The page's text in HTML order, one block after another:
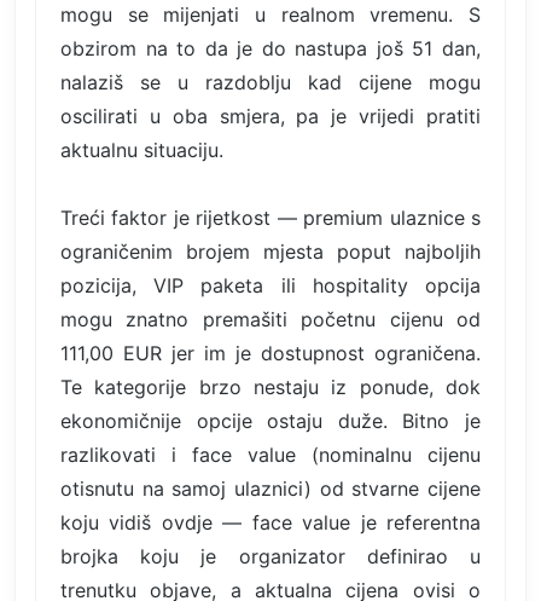
mogu se mijenjati u realnom vremenu. S
obzirom na to da je do nastupa još 51 dan,
nalaziš se u razdoblju kad cijene mogu
oscilirati u oba smjera, pa je vrijedi pratiti
aktualnu situaciju.
Treći faktor je rijetkost — premium ulaznice s
ograničenim brojem mjesta poput najboljih
pozicija, VIP paketa ili hospitality opcija
mogu znatno premašiti početnu cijenu od
111,00 EUR jer im je dostupnost ograničena.
Te kategorije brzo nestaju iz ponude, dok
ekonomičnije opcije ostaju duže. Bitno je
razlikovati i face value (nominalnu cijenu
otisnutu na samoj ulaznici) od stvarne cijene
koju vidiš ovdje — face value je referentna
brojka koju je organizator definirao u
trenutku objave, a aktualna cijena ovisi o